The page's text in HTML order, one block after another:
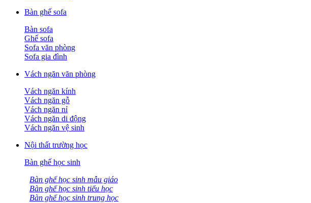
Bàn ghế sofa
Bàn sofa
Ghế sofa
Sofa văn phòng
Sofa gia đình
Vách ngăn văn phòng
Vách ngăn kính
Vách ngăn gỗ
Vách ngăn nỉ
Vách ngăn di động
Vách ngăn vệ sinh
Nội thất trường học
Bàn ghế học sinh
Bàn ghế học sinh mẫu giáo
Bàn ghế học sinh tiểu học
Bàn ghế học sinh trung học